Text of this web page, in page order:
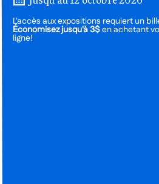
L'accès aux expositions requiert un
Économisez jusqu'à 3$en achetant
ligne!